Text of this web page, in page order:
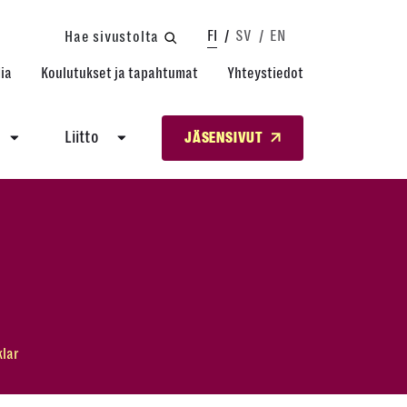
Hae sivustolta FI SV EN
Koulutukset ja tapahtumat Yhteystiedot
Liitto JÄSENSIVUT